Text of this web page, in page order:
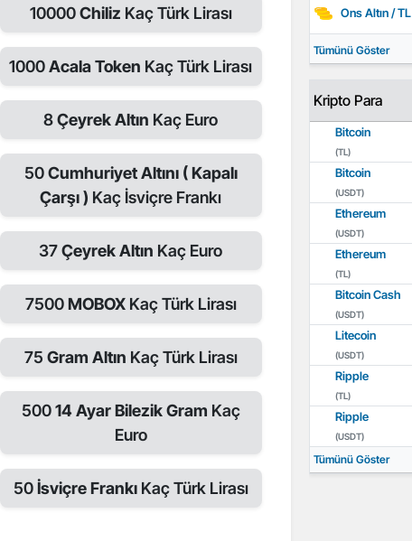
10000Chiliz Kaç Türk Lirası
1000Acala Token Kaç Türk Lirası
8Çeyrek Altın Kaç Euro
50Cumhuriyet Altını ( Kapalı
Çarşı ) Kaç İsviçre Frankı
37Çeyrek Altın Kaç Euro
7500MOBOX Kaç Türk Lirası
75 Gram Altın Kaç Türk Lirası
50014 Ayar Bilezik Gram Kaç
Euro
50İsviçre FrankıKaç Türk Lirası
Ons Altın / TL
Tümünü Göster
Kripto Para
Bitcoin
(TL)
Bitcoin
(USDT)
Ethereum
(USDT)
Ethereum
(TL)
Bitcoin Cash
(USDT)
Litecoin
(USDT)
Ripple
(TL)
Ripple
(USDT)
Tümünü Göster